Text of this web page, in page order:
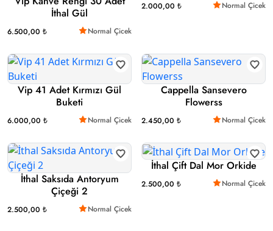
İthal Gül
6.500,00 ₺ Normal Çicek
2.000,00 ₺ Normal Çicek
Vip 41 Adet Kırmızı Gül
Buketi
6.000,00 ₺ Normal Çicek
Cappella Sansevero
Flowerss
2.450,00 ₺ Normal Çicek
İthal Saksıda Antoryum
Çiçeği 2
2.500,00 ₺ Normal Çicek
İthal Çift Dal Mor Orkide
2.500,00 ₺ Normal Çicek